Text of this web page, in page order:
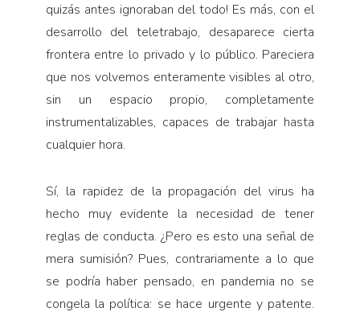
quizás antes ignoraban del todo! Es más, con el
desarrollo del teletrabajo, desaparece cierta
frontera entre lo privado y lo público. Pareciera
que nos volvemos enteramente visibles al otro,
sin un espacio propio, completamente
instrumentalizables, capaces de trabajar hasta
cualquier hora.
Sí, la rapidez de la propagación del virus ha
hecho muy evidente la necesidad de tener
reglas de conduc­ta. ¿Pero es esto una señal de
mera sumisión? Pues, contrariamente a lo que
se podría haber pensado, en pandemia no se
congela la política: se hace urgente y patente.